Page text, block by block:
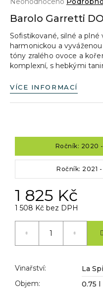
produktu
0,0
z
5
hvězdiček.
Barolo Garretti
Sofistikované, silné a
harmonickou a
tóny zralého ovoce a
komplexní, s hebkými
VÍCE INFORMACÍ
Ročník: 2020
Ročník: 2021
1 825 Kč
1 508 Kč bez DPH
Vinařství:
La
Objem:
0.75 l
a
j
í
t
?
D
p
o
u
č
m
e